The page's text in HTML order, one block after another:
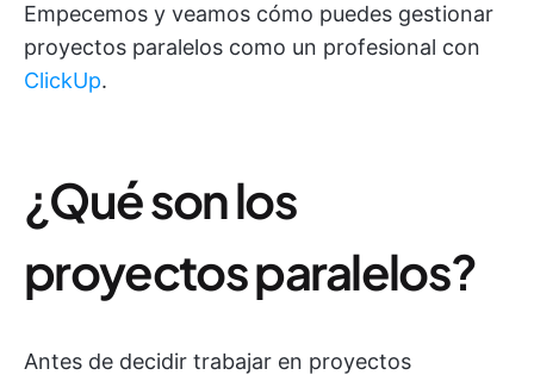
Empecemos y veamos cómo puedes gestionar
proyectos paralelos como un profesional con
ClickUp.
¿Qué son los
proyectos paralelos?
Antes de decidir trabajar en proyectos